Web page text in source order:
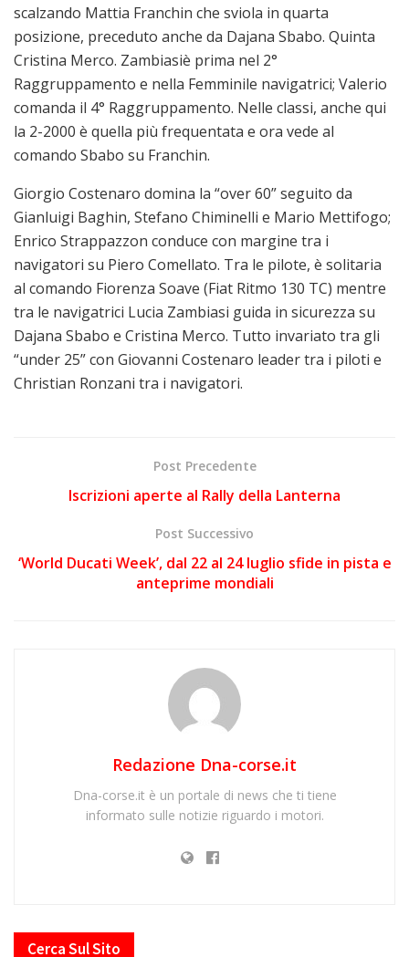
scalzando Mattia Franchin che sviola in quarta
posizione, preceduto anche da Dajana Sbabo. Quinta
Cristina Merco. Zambiasiè prima nel 2°
Raggruppamento e nella Femminile navigatrici; Valerio
comanda il 4° Raggruppamento. Nelle classi, anche qui
la 2-2000 è quella più frequentata e ora vede al
comando Sbabo su Franchin.
Giorgio Costenaro domina la “over 60” seguito da
Gianluigi Baghin, Stefano Chiminelli e Mario Mettifogo;
Enrico Strappazzon conduce con margine tra i
navigatori su Piero Comellato. Tra le pilote, è solitaria
al comando Fiorenza Soave (Fiat Ritmo 130 TC) mentre
tra le navigatrici Lucia Zambiasi guida in sicurezza su
Dajana Sbabo e Cristina Merco. Tutto invariato tra gli
“under 25” con Giovanni Costenaro leader tra i piloti e
Christian Ronzani tra i navigatori.
Post Precedente
Iscrizioni aperte al Rally della Lanterna
Post Successivo
‘World Ducati Week’, dal 22 al 24 luglio sfide in pista e
anteprime mondiali
Redazione Dna-corse.it
Dna-corse.it è un portale di news che ti tiene
informato sulle notizie riguardo i motori.
Cerca Sul Sito